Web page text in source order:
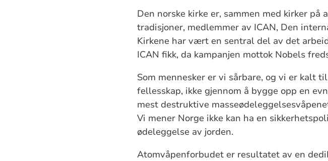
Den norske kirke er, sammen med kirker
tradisjoner, medlemmer av ICAN, Den
Kirkene har vært en sentral del av det
ICAN fikk, da kampanjen mottok Nobels
Som mennesker er vi sårbare, og vi er kalt
fellesskap, ikke gjennom å bygge opp en
mest destruktive
Vi mener Norge ikke kan ha en
ødeleggelse av jorden.
Atomvåpenforbudet er resultatet av en